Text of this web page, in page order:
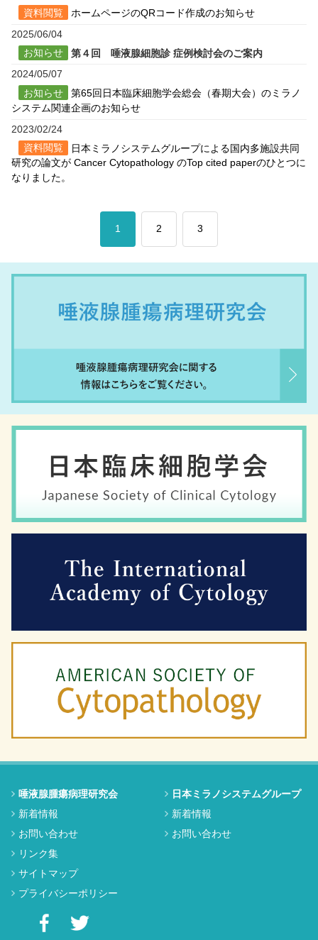
資料閲覧
ホームページのQRコード作成のお知らせ
2025/06/04
お知らせ
第４回 唾液腺細胞診 症例検討会のご案内
2024/05/07
お知らせ
第65回日本臨床細胞学会総会（春期大会）のミラノ
システム関連企画のお知らせ
2023/02/24
資料閲覧
日本ミラノシステムグループによる国内多施設共同
研究の論文が Cancer Cytopathology のTop cited paperのひとつに
なりました。
1 2 3
唾液腺腫瘍病理研究会
新着情報
お問い合わせ
リンク集
サイトマップ
プライバシーポリシー
日本ミラノシステムグループ
新着情報
お問い合わせ